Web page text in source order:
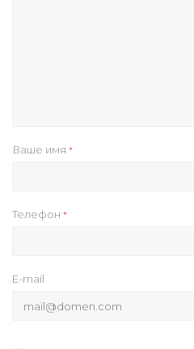
Ваше имя *
Телефон *
E-mail